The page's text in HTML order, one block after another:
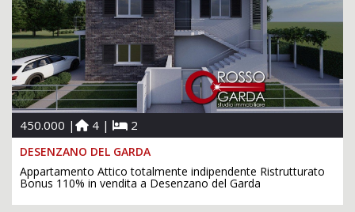
450.000 | 4 | 2
DESENZANO DEL GARDA
Appartamento Attico totalmente indipendente Ristrutturato
Bonus 110% in vendita a Desenzano del Garda